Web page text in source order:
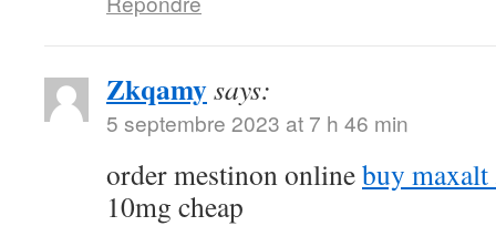
Zkqamysays:
5 septembre 2023 at 7 h 46 min
order mestinon onlinebuy
10mg cheap